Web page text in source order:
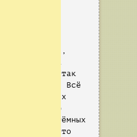
людей, так
ещё больше... Всё
великих
что я всю
в самых тёмных
нам просто